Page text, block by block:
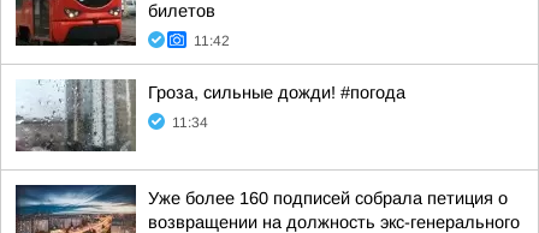
билетов
11:42
Гроза, сильные дожди! #погода
11:34
Уже более 160 подписей собрала петиция о
возвращении на должность экс-генерального